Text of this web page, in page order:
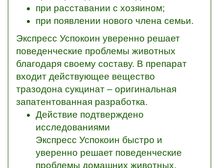
при расставании с хозяином;
при появлении нового члена семьи.
Экспресс Успокоин уверенно решает
поведенческие проблемы животных
благодаря своему составу. В препарат
входит действующее вещество
тразодона сукцинат – оригинальная
запатентованная разработка.
Действие подтверждено
исследованиями
Экспресс Успокоин быстро и
уверенно решает поведенческие
проблемы домашних животных.